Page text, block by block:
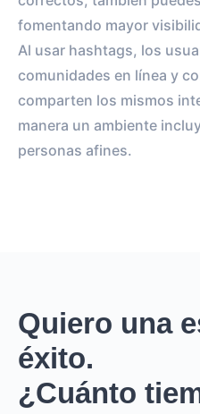
fomentando mayor
Al usar hashtags, los
comunidades en línea y
comparten los mismos
manera un ambiente
personas afines.
Quiero una
éxito.
¿Cuánto